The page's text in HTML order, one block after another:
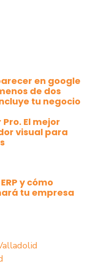
en google
de dos
tu negocio
El mejor
visual para
y cómo
tu empresa